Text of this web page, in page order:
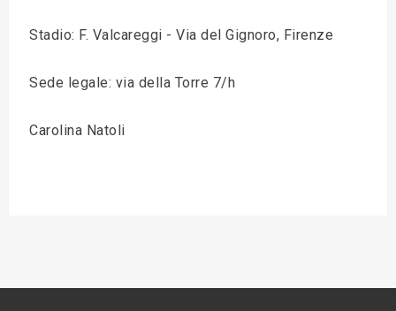
Stadio: F. Valcareggi - Via del Gignoro, Firenze
Sede legale: via della Torre 7/h
Carolina Natoli